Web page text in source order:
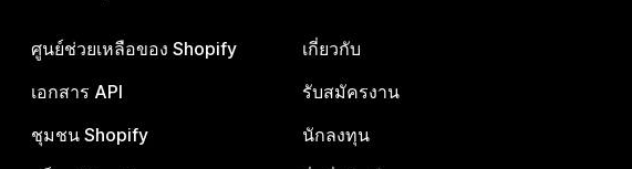
ศูนย์ช่วยเหลือของ Shopify
เอกสาร API
ชุมชน Shopify
เกี่ยวกับ
รับสมัครงาน
นักลงทุน